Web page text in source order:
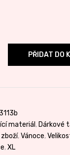
PŘIDAT DO
materiál , Dárkové
,Vánoce,
,XL